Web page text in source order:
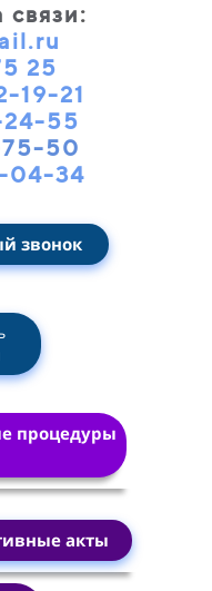
:
25
19-21
55
50
04-34
звонок
процедуры
акты